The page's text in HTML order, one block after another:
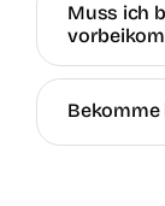
Muss ich
Bekomme